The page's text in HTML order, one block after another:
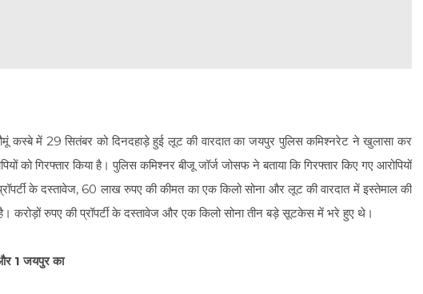
कस्बे में 29 सितंबर को दिनदहाड़े हुई लूट की वारदात का जयपुर पुलिस कमिश्नरेट ने खुलासा कर
को गिरफ्तार किया है। पुलिस कमिश्नर बीजू जॉर्ज जोसफ ने बताया कि गिरफ्तार किए गए आरोपियों
के दस्तावेज, 60 लाख रुपए की कीमत का एक किलो सोना और लूट की वारदात में इस्तेमाल की
है। करोड़ों रुपए की प्रॉपर्टी के दस्तावेज और एक किलो सोना तीन बड़े सूटकेस में भरे हुए थे।
1 जयपुर का